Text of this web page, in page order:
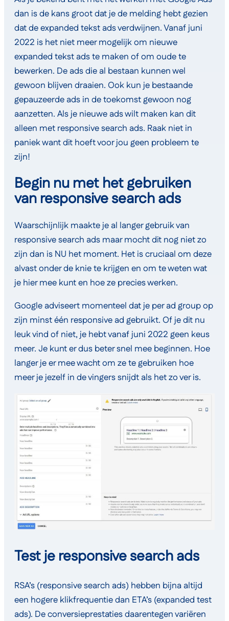
dan is de kans groot dat je de melding hebt gezien
dat de expanded tekst ads verdwijnen. Vanaf juni
2022 is het niet meer mogelijk om nieuwe
expanded tekst ads te maken of om oude te
bewerken. De ads die al bestaan kunnen wel
gewoon blijven draaien. Ook kun je bestaande
gepauzeerde ads in de toekomst gewoon nog
aanzetten. Als je nieuwe ads wilt maken kan dit
alleen met responsive search ads. Raak niet in
paniek want dit hoeft voor jou geen probleem te
zijn!
Begin nu met het gebruiken
van responsive search ads
Waarschijnlijk maakte je al langer gebruik van
responsive search ads maar mocht dit nog niet zo
zijn dan is NU het moment. Het is cruciaal om deze
alvast onder de knie te krijgen en om te weten wat
je hier mee kunt en hoe ze precies werken.
Google adviseert momenteel dat je per ad group op
zijn minst één responsive ad gebruikt. Of je dit nu
leuk vind of niet, je hebt vanaf juni 2022 geen keus
meer. Je kunt er dus beter snel mee beginnen. Hoe
langer je er mee wacht om ze te gebruiken hoe
meer je jezelf in de vingers snijdt als het zo ver is.
Test je responsive search ads
RSA’s (responsive search ads) hebben bijna altijd
een hogere klikfrequentie dan ETA’s (expanded test
ads). De conversieprestaties daarentegen variëren